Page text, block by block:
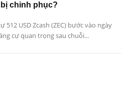
bị chinh phục?
512 USD Zcash (ZEC) bước vào ngày
cự quan trọng sau chuỗi...